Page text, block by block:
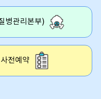
병관리본부)
전예약